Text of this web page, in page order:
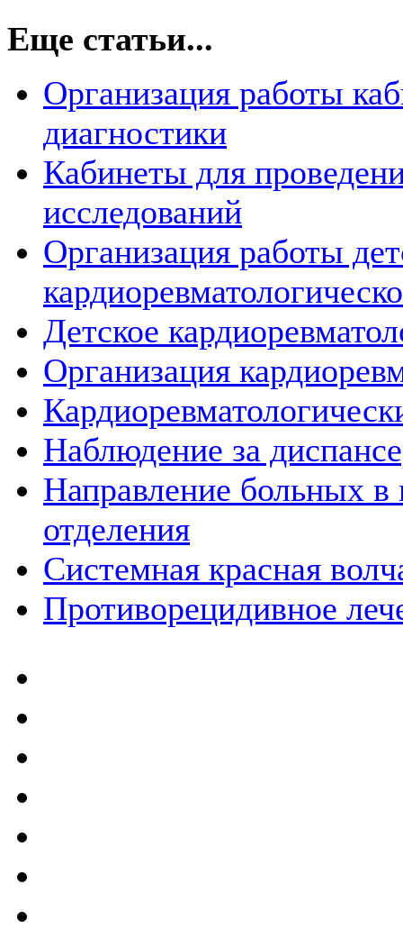
Еще статьи...
Организация работы
диагностики
Кабинеты для
исследований
Организация работы
Детское
Организация
Наблюдение за
Направление больных в
отделения
Системная красная
Противорецидивное